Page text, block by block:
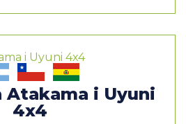
Atakama i Uyuni
4x4